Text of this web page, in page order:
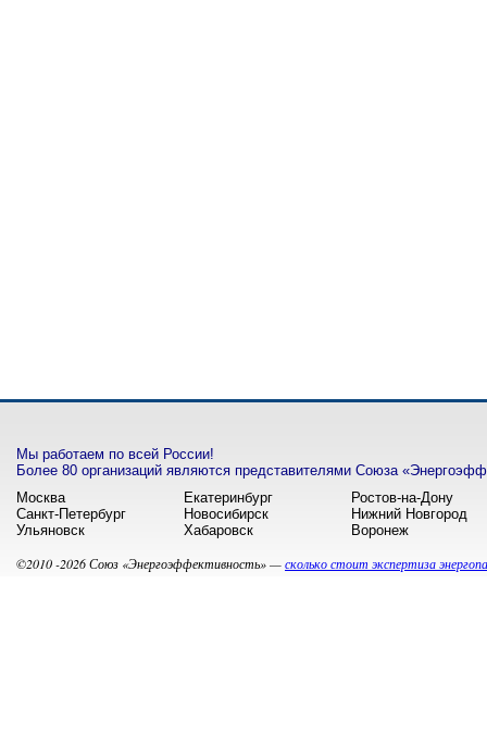
Мы работаем по всей России!
Более 80 организаций являются представителями Союза
Москва
Екатеринбург
Ростов-на-Дону
Санкт-Петербург
Новосибирск
Нижний Новгород
Ульяновск
Хабаровск Воронеж
©2010 -2026 Союз «Энергоэффективность» —сколько стоит экспертиза